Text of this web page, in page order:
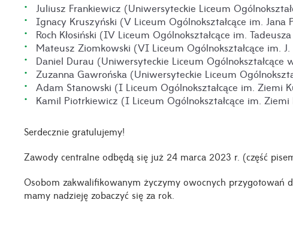
Juliusz Frankiewicz (Uniwersyteckie Liceum
Ignacy Kruszyński (V Liceum Ogólnokształcące im. Jana
Roch Kłosiński (IV Liceum Ogólnokształcące im.
Mateusz Ziomkowski (VI Liceum Ogólnokształcące im.
Daniel Durau (Uniwersyteckie Liceum Ogólnokształcące
Zuzanna Gawrońska (Uniwersyteckie Liceum
Adam Stanowski (I Liceum Ogólnokształcące im. Ziemi
Kamil Piotrkiewicz (I Liceum Ogólnokształcące im. Ziemi
Serdecznie gratulujemy!
Zawody centralne odbędą się już 24 marca 2023 r. (część
Osobom zakwalifikowanym życzymy owocnych przygotowań
mamy nadzieję zobaczyć się za rok.